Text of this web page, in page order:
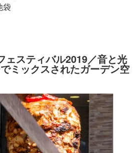
袋
ェスティバル2019／音と光
ミックスされたガーデン空